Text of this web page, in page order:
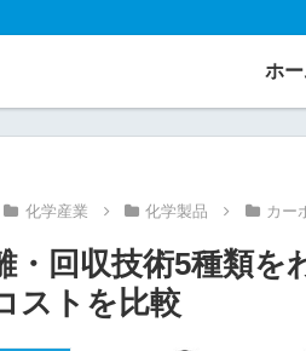
ホ
化学産業 化学製品 カー
・回収技術5種類
ストを比較